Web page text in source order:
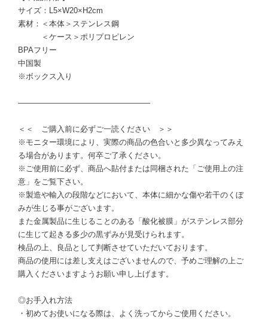
サイズ：L5×W20×H2cm
素材：＜本体＞ステンレス鋼
＜ケース＞ポリプロピレン
BPAフリー
中国製
※ボックス入り
―――――――――――――――――
＜＜ ご購入前に必ずご一読ください ＞＞
※モニター環境により、実際の商品の色合いと多少異なってみえ
る場合があります。何卒ご了承ください。
※ご使用前に必ず、商品へ貼付または同梱された「ご使用上の注
意」をご覧下さい。
※製造や輸入の段階などにおいて、本体に細かな傷や若干のくぼ
みが生じる事がございます。
また金属製品に生じることのある「酸化被膜」がステンレス部分
に生じて起きる多少の黒ずみが見受けられます。
検品の上、良品として判断させていただいております。
商品の使用には差し支えはございませんので、予めご理解の上ご
購入くださいますようお願い申し上げます。
◎お手入れ方法
・初めてお使いになる際は、よく洗ってからご使用ください。